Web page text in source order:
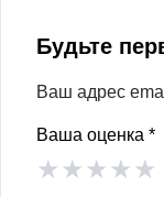
Будьте
Ваш адрес
Ваша оценка *
★★★★★